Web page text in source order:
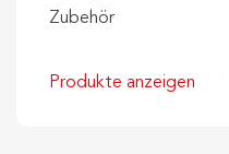
Zubehör
Produkte anzeigen